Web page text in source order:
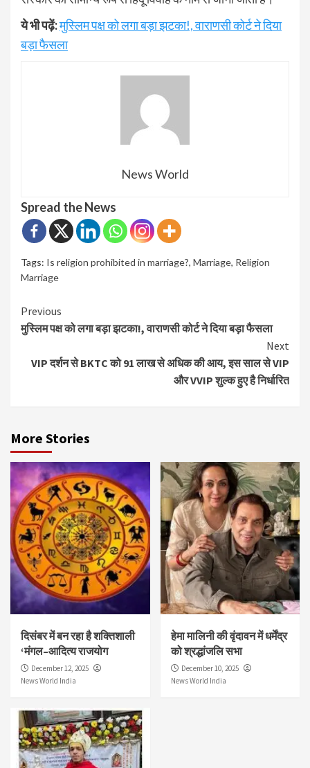
ये भी पढ़ें:मुस्लिम पक्ष को लगा बड़ा झटका!, वाराणसी कोर्ट ने दिया
बड़ा फैसला
News World
Spread the News
Tags: Is religion prohibited in marriage?, Marriage, Religion
Marriage
Continue
Reading
Previous
मुस्लिम पक्ष को लगा बड़ा झटका!, वाराणसी कोर्ट ने दिया बड़ा फैसला
Next
VIP दर्शन से BKTC को 91 लाख से अधिक की आय, इस साल से VIP
और VVIP शुल्क हुए है निर्धारित
More Stories
दिसंबर में बन रहा है शक्तिशाली
‘मंगल–आदित्य राजयोग
December 12, 2025
News World India
हेमा मालिनी की वृंदावन में धर्मेंद्र
को श्रद्धांजलि सभा
December 10, 2025
News World India